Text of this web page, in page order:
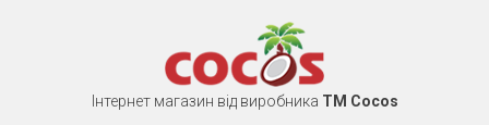
Інтернет магазин від виробника TM Cocos